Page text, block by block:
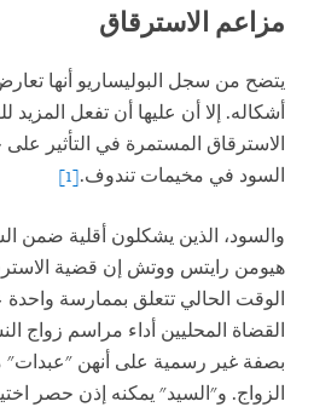
مزاعم الاسترقاق
يتضح من سجل البوليساريو أنها
أشكاله. إلا أن عليها أن تفعل
الاسترقاق المستمرة في التأثير
السود في مخيمات تندوف.[1]
والسود، الذين يشكلون أقلية ضمن
هيومن رايتس ووتش إن قضية
الوقت الحالي تتعلق بممارسة
القضاة المحليين أداء مراسم زواج
بصفة غير رسمية على أنهن "عبدات"
الزواج. و"السيد" يمكنه إذن حصر